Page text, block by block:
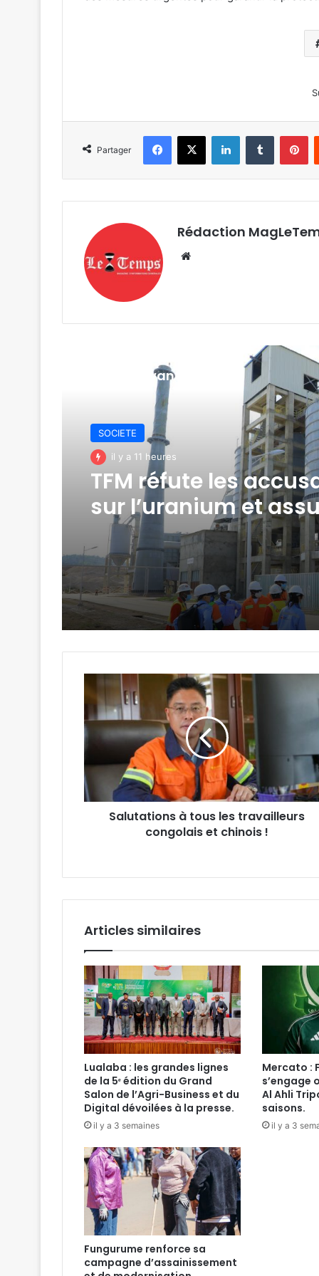
Partager
Facebook
X LinkedinTumblr
Rédaction
Lire le suivant
SOCIETE
il y a 11 heures
TFM réfute les
sur l’uranium et
conformité de ses
exportations de
Salutations
tous
les
travailleurs
congolais et chinois
!
Salutations à tous les travailleurs
congolais et chinois !
Articles similaires
Lualaba : les grandes lignes
de la 5ᵉ édition du Grand
Salon de l’Agri-Business et du
Digital dévoilées à la presse.
il y a 3 semaines
Mercato :
s’engage
Al Ahli
saisons.
il y a 3
Fungurume renforce sa
campagne d’assainissement